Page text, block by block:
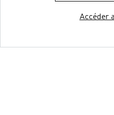
Accéder